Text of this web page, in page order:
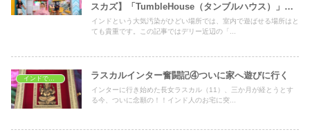
スカズ】「TumbleHouse（タンブルハウス）」
【デリー・ディフェンスコロニー】2023年情報更
新
インドという大気汚染がひどい場所では、室内で遊ばせる場所はと
ても貴重です。この記事ではデリー近辺の「...
ラスカルインター奮闘記④ついに家へ遊びに行く
インターに行き始めた長女ラスカル（11）、三か月が経とうとす
る今、ついに念願の！！インド人のお宅に突...